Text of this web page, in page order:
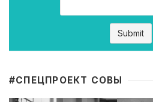
#CПЕЦПРОЕКТ СОВЫ